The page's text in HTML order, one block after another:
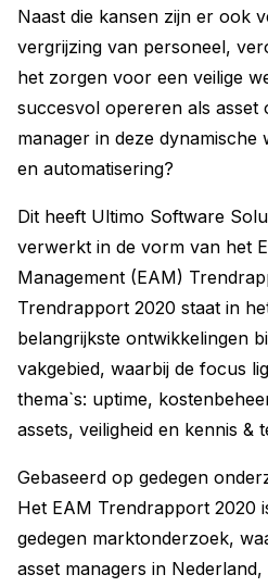
Naast die kansen zijn er ook
vergrijzing van personeel,
het zorgen voor een veilige
succesvol opereren als asset
manager in deze
en automatisering?
Dit heeft Ultimo Software
verwerkt in de vorm van het
Management (EAM)
Trendrapport 2020 staat in
belangrijkste ontwikkelingen
vakgebied, waarbij de focus
thema`s: uptime,
assets, veiligheid en kennis &
Gebaseerd op gedegen
Het EAM Trendrapport 2020
gedegen marktonderzoek,
asset managers in